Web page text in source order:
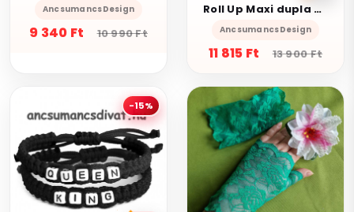
AncsumancsDesign
9 340 Ft 10 990 Ft
Roll Up Maxi dupla pántos hátizsák sok zsebbel - Fekete lilával és spirálbuborékokkal
AncsumancsDesign
11 815 Ft 13 900 Ft
-15%